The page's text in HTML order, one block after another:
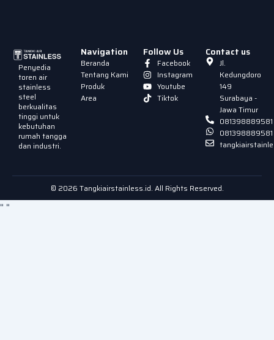
Penyedia
toren air
stainless
steel
berkualitas
tinggi untuk
kebutuhan
rumah tangga
dan industri.
Navigation
Beranda
Tentang Kami
Produk
Area
Follow Us
Facebook
Instagram
Youtube
Tiktok
Contact us
Jl.
Kedungdoro
149
Surabaya -
Jawa Timur
081398889581
081398889581
© 2026 Tangkiairstainless.id. All Rights Reserved.
" "